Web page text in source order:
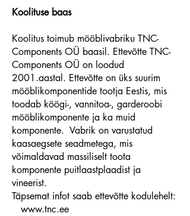
Koolituse baas
Koolitus toimub mööblivabriku TNC-
Components OÜ baasil. Ettevõtte TNC-
Components OÜ on loodud
2001.aastal. Ettevõtte on üks suurim
mööblikomponentide tootja Eestis, mis
toodab köögi-, vannitoa-, garderoobi
mööblikomponente ja ka muid
komponente. Vabrik on varustatud
kaasaegsete seadmetega, mis
võimaldavad massiliselt toota
komponente puitlaastplaadist ja
vineerist.
Täpsemat infot saab ettevõtte kodulehelt:
www.tnc.ee